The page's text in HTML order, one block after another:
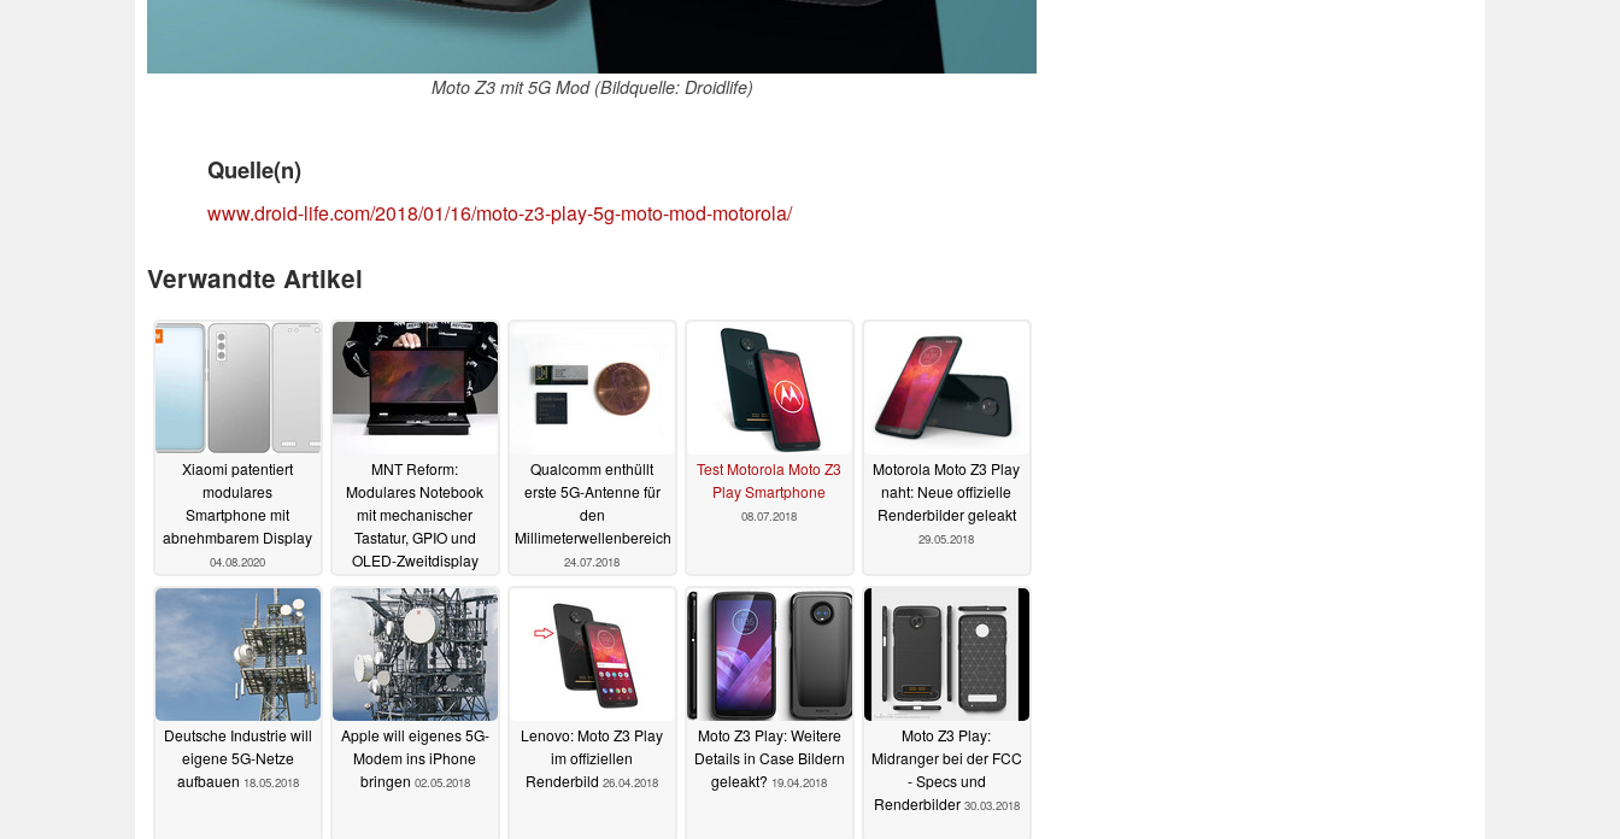
Moto Z3 mit 5G Mod (Bildquelle: Droidlife)
Quelle(n)
www.droid-life.com/2018/01/16/moto-z3-play-5g-moto-mod-motorola/
Verwandte Artikel
Xiaomi patentiert
modulares
Smartphone mit
abnehmbarem Display
04.08.2020
MNT Reform:
Modulares Notebook
mit mechanischer
Tastatur, GPIO und
OLED-Zweitdisplay
10.05.2020
Qualcomm enthüllt
erste 5G-Antenne für
den
Millimeterwellenbereich
24.07.2018
Test Motorola Moto Z3
Play Smartphone
08.07.2018
Motorola Moto Z3 Play
naht: Neue offizielle
Renderbilder geleakt
29.05.2018
Deutsche Industrie will
eigene 5G-Netze
aufbauen 18.05.2018
Apple will eigenes 5G-
Modem ins iPhone
bringen 02.05.2018
Lenovo: Moto Z3 Play
im offiziellen
Renderbild 26.04.2018
Moto Z3 Play: Weitere
Details in Case Bildern
geleakt? 19.04.2018
Moto Z3 Play:
Midranger bei der FCC
- Specs und
Renderbilder 30.03.2018